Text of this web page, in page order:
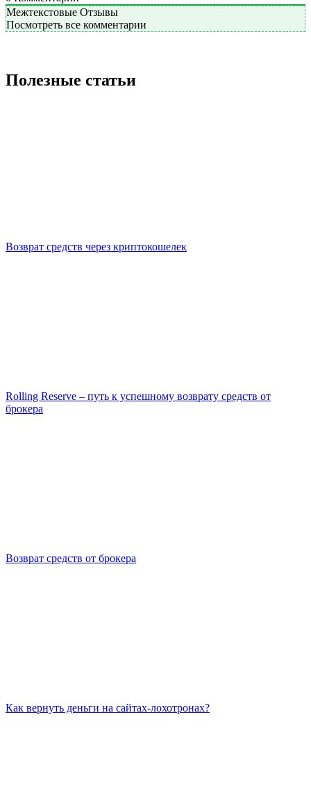
Межтекстовые Отзывы
Посмотреть все комментарии
Полезные статьи
Возврат средств через криптокошелек
Rolling Reserve – путь к успешному возврату средств от
брокера
Возврат средств от брокера
Как вернуть деньги на сайтах-лохотронах?